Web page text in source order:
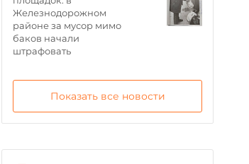
Железнодорожном
районе за мусор мимо
баков начали
штрафовать
Показать все новости